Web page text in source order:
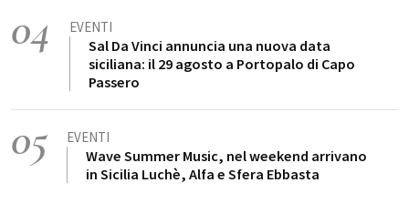
04 EVENTI
Sal Da Vinci annuncia una nuova data
siciliana: il 29 agosto a Portopalo di Capo
Passero
05 EVENTI
Wave Summer Music, nel weekend arrivano
in Sicilia Luchè, Alfa e Sfera Ebbasta